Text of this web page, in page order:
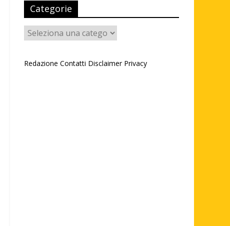
Categorie
Categorie
Redazione Contatti Disclaimer Privacy